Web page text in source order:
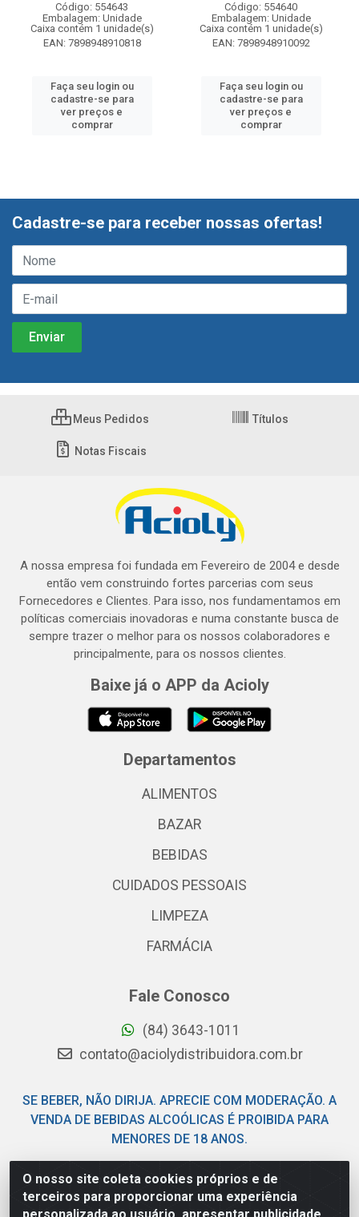
Código: 554643
Embalagem: Unidade
Caixa contém 1 unidade(s)
EAN: 7898948910818
Faça seu login ou
cadastre-se para
ver preços e
comprar
Código: 554640
Embalagem: Unidade
Caixa contém 1 unidade(s)
EAN: 7898948910092
Faça seu login ou
cadastre-se para
ver preços e
comprar
O nosso site coleta cookies próprios e de
terceiros para proporcionar uma experiência
Cadastre-se para receber nossas ofertas!
Meus Pedidos Títulos
Notas Fiscais
A nossa empresa foi fundada em Fevereiro de 2004 e desde
então vem construindo fortes parcerias com seus
Fornecedores e Clientes. Para isso, nos fundamentamos em
políticas comerciais inovadoras e numa constante busca de
sempre trazer o melhor para os nossos colaboradores e
principalmente, para os nossos clientes.
Baixe já o APP da Acioly
Departamentos
ALIMENTOS
BAZAR
BEBIDAS
CUIDADOS PESSOAIS
LIMPEZA
FARMÁCIA
Fale Conosco
(84) 3643-1011
contato@aciolydistribuidora.com.br
SE BEBER, NÃO DIRIJA. APRECIE COM MODERAÇÃO. A
VENDA DE BEBIDAS ALCOÓLICAS É PROIBIDA PARA
MENORES DE 18 ANOS.
Acioly Distribuidora - Av Piloto Pereira Tim - Parque de
Exposições - Parnamirim/RN - CEP 59146-480 - CNPJ